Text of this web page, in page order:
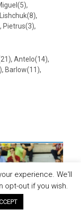
Pietrus(3),
Antelo(14),
Barlow(11),
experience. We'll
opt-out if you wish.